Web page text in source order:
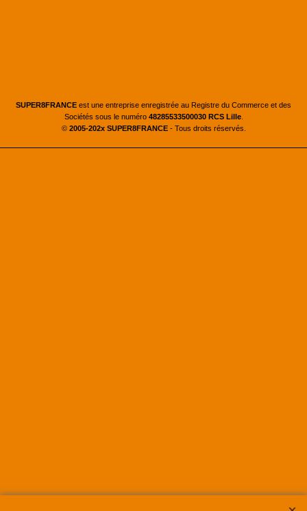
SUPER8FRANCE est une entreprise enregistrée au Registre du Commerce et des
Sociétés sous le numéro 48285533500030 RCS Lille.
© 2005-202x SUPER8FRANCE- Tous droits réservés.